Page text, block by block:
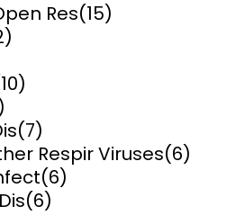
Res(15)
(7)
Respir Viruses(6)
(6)
(6)